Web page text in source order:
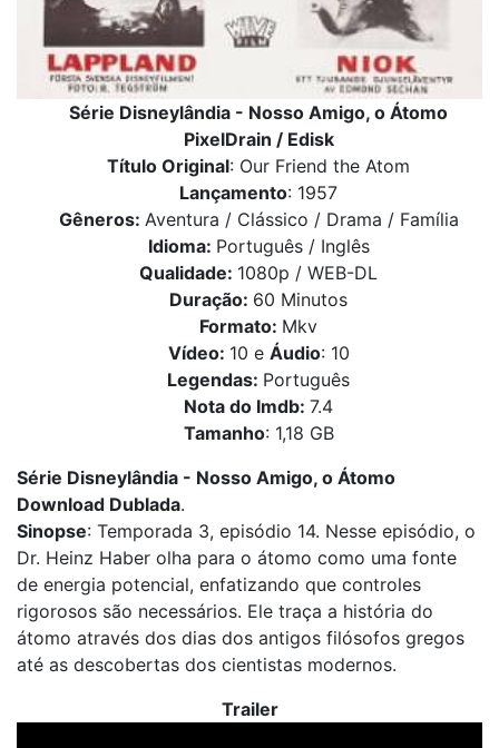
Série Disneylândia - Nosso Amigo, o Átomo
PixelDrain / Edisk
Título Original: Our Friend the Atom
Lançamento: 1957
Gêneros: Aventura / Clássico / Drama / Família
Idioma: Português / Inglês
Qualidade: 1080p / WEB-DL
Duração: 60 Minutos
Formato: Mkv
Vídeo: 10 e Áudio: 10
Legendas: Português
Nota do Imdb: 7.4
Tamanho: 1,18 GB
Série Disneylândia - Nosso Amigo, o Átomo
Download Dublada.
Sinopse: Temporada 3, episódio 14. Nesse episódio, o
Dr. Heinz Haber olha para o átomo como uma fonte
de energia potencial, enfatizando que controles
rigorosos são necessários. Ele traça a história do
átomo através dos dias dos antigos filósofos gregos
até as descobertas dos cientistas modernos.
Trailer